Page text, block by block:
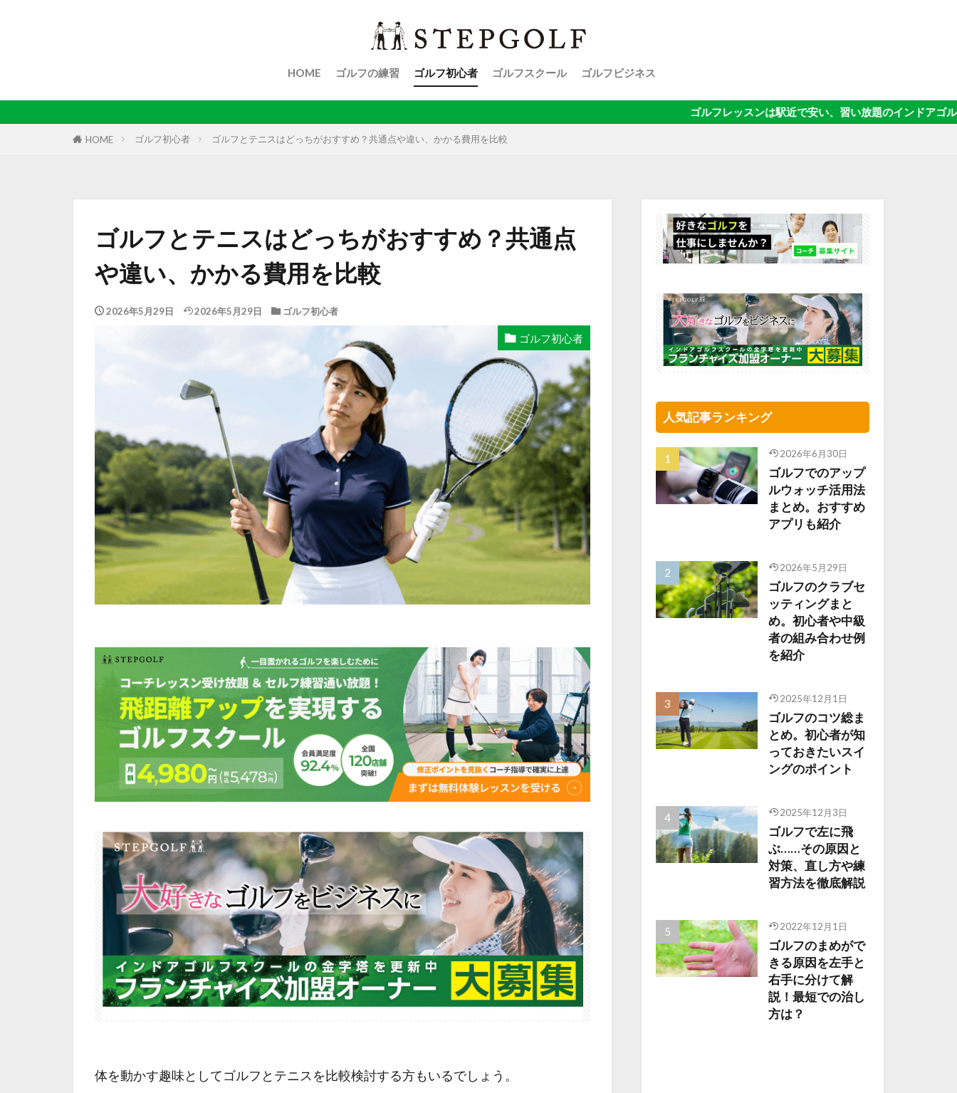
HOME ゴルフの練習 ゴルフ初心者 ゴルフスクール ゴルフビジネス
ゴルフレッスンは駅近で安い、習い放題のインドアゴルフスクール『
HOME ゴルフ初心者 ゴルフとテニスはどっちがおすすめ？共通点や違い、かかる費用を比較
ゴルフとテニスはどっちがおすすめ？共通点
や違い、かかる費用を比較
2026年5月29日 2026年5月29日 ゴルフ初心者
ゴルフ初心者
体を動かす趣味としてゴルフとテニスを比較検討する方もいるでしょう。
人気記事ランキング
2026年6月30日
ゴルフでのアップ
ルウォッチ活用法
まとめ。おすすめ
アプリも紹介
2026年5月29日
ゴルフのクラブセ
ッティングまと
め。初心者や中級
者の組み合わせ例
を紹介
2025年12月1日
ゴルフのコツ総ま
とめ。初心者が知
っておきたいスイ
ングのポイント
2025年12月3日
ゴルフで左に飛
ぶ……その原因と
対策、直し方や練
習方法を徹底解説
2022年12月1日
ゴルフのまめがで
きる原因を左手と
右手に分けて解
説！最短での治し
方は？